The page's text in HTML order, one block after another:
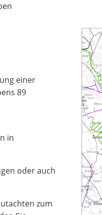
einer
89
in
oder auch
zum